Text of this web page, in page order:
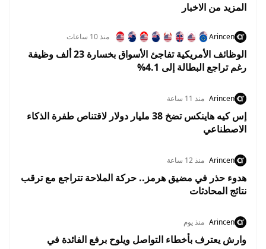
المزيد من الاخبار
Arincen منذ 10 ساعات
الوظائف الأمريكية تفاجئ الأسواق بخسارة 23 ألف وظيفة
رغم تراجع البطالة إلى 4.1%
Arincen منذ 11 ساعة
إس كيه هاينكس تضخ 38 مليار دولار لاقتناص طفرة الذكاء
الاصطناعي
Arincen منذ 12 ساعة
هدوء حذر في مضيق هرمز.. حركة الملاحة تتراجع مع ترقب
نتائج المحادثات
Arincen منذ يوم
وارش يعترف بأخطاء التواصل ويلوح برفع الفائدة في